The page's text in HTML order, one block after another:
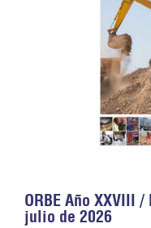
ORBE Año XXVIII
julio de 2026